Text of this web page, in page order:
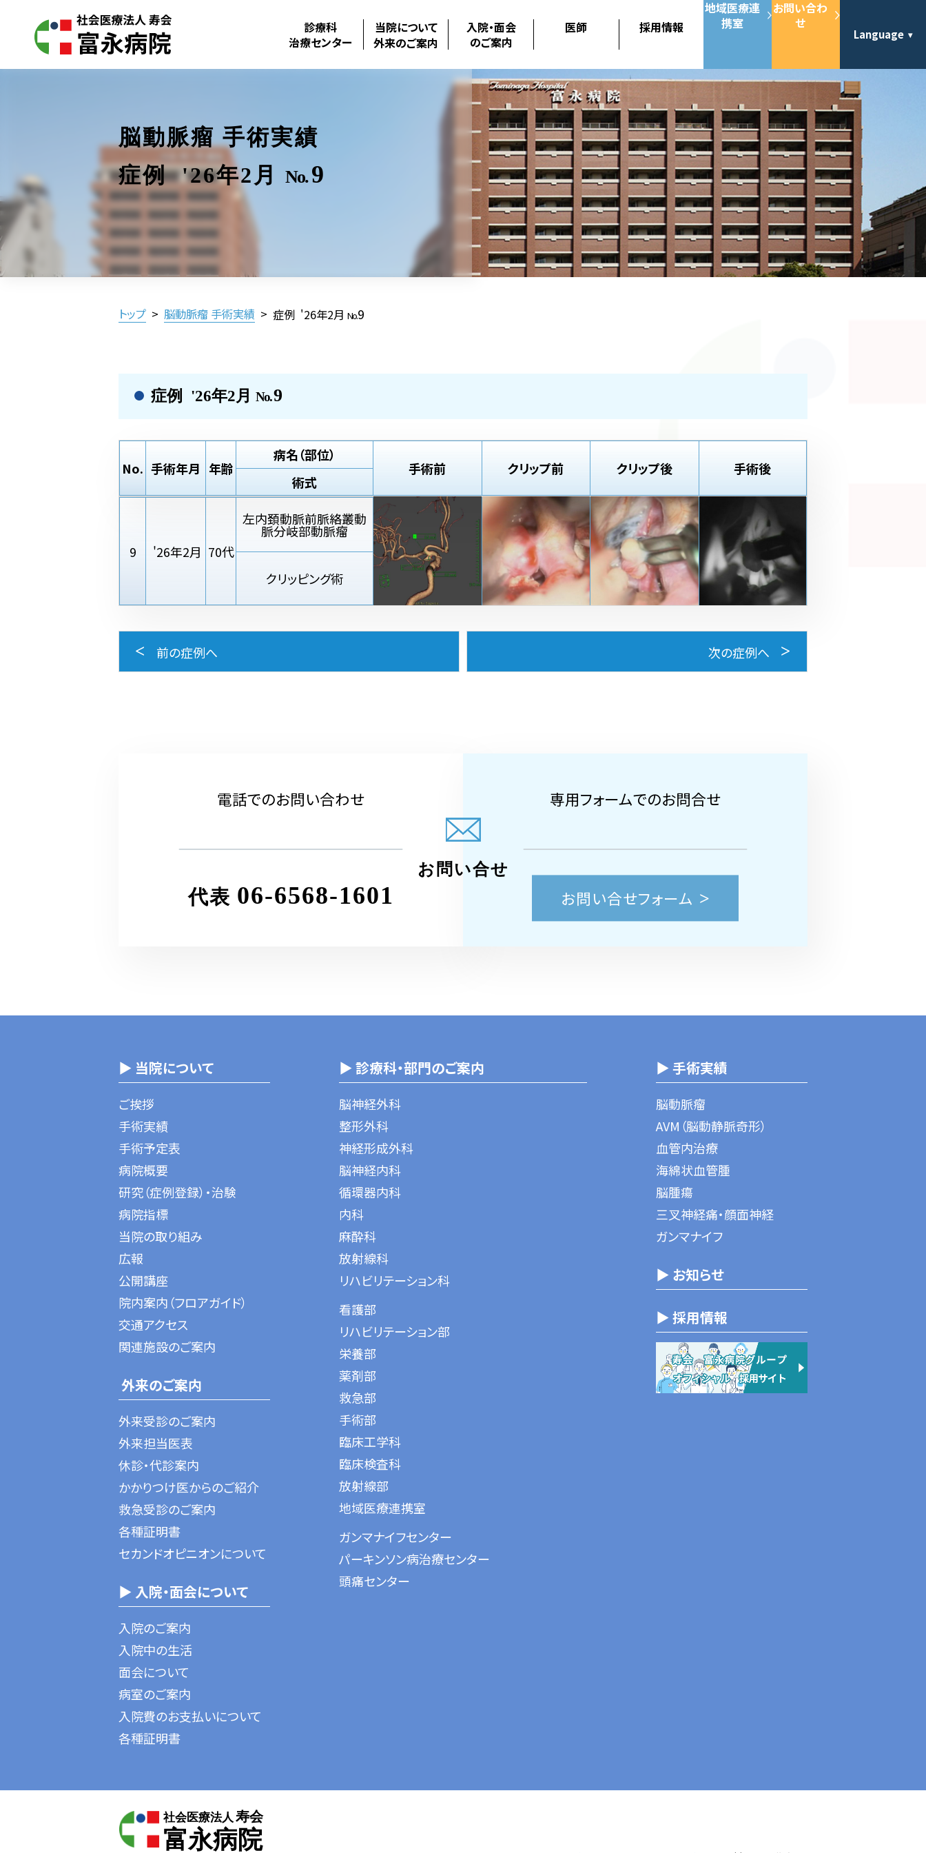
診療科
治療センター
当院について
外来のご案内
入院・面会
のご案内
医師 採用情報
地域医療連
携室
お問い合わ
せ
Language
脳動脈瘤 手術実績
症例 '26年2月
No.9
トップ > 脳動脈瘤 手術実績 > 症例 '26年2月No.9
症例 '26年2月 No.9
No. 手術年月 年齢
病名（部位）
術式
手術前 クリップ前 クリップ後 手術後
9 '26年2月 70代
左内頚動脈前脈絡叢動
脈分岐部動脈瘤
クリッピング術
前の症例へ 次の症例へ
電話でのお問い合わせ
代表 06-6568-1601
専用フォームでのお問合せ
お問い合せフォーム
お問い合せ
▶ 当院について
ご挨拶
手術実績
手術予定表
病院概要
研究（症例登録）・治験
病院指標
当院の取り組み
広報
公開講座
院内案内（フロアガイド）
交通アクセス
関連施設のご案内
外来のご案内
外来受診のご案内
外来担当医表
休診・代診案内
かかりつけ医からのご紹介
救急受診のご案内
各種証明書
セカンドオピニオンについて
▶ 入院・面会について
入院のご案内
入院中の生活
面会について
病室のご案内
入院費のお支払いについて
各種証明書
▶ 診療科・部門のご案内
脳神経外科
整形外科
神経形成外科
脳神経内科
循環器内科
内科
麻酔科
放射線科
リハビリテーション科
看護部
リハビリテーション部
栄養部
薬剤部
救急部
手術部
臨床工学科
臨床検査科
放射線部
地域医療連携室
ガンマナイフセンター
パーキンソン病治療センター
頭痛センター
▶ 手術実績
脳動脈瘤
AVM（脳動静脈奇形）
血管内治療
海綿状血管腫
脳腫瘍
三叉神経痛・顔面神経
ガンマナイフ
▶ お知らせ
▶ 採用情報
社会医療法人 寿会
富永病院